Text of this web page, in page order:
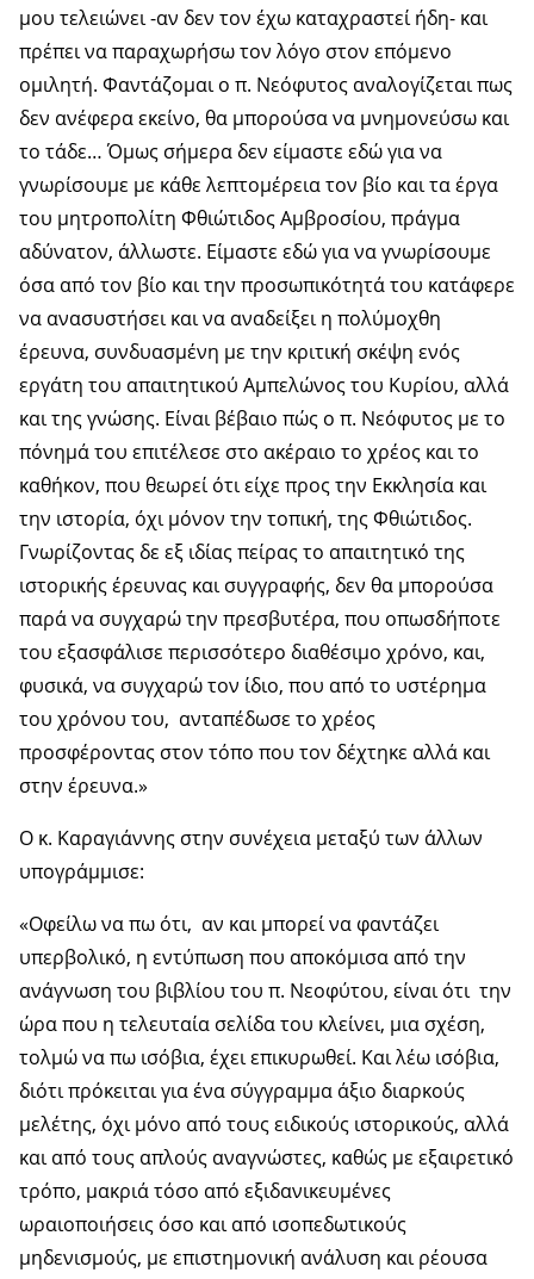
μου τελειώνει -αν δεν τον έχω καταχραστεί ήδη- και
πρέπει να παραχωρήσω τον λόγο στον επόμενο
ομιλητή. Φαντάζομαι ο π. Νεόφυτος αναλογίζεται πως
δεν ανέφερα εκείνο, θα μπορούσα να μνημονεύσω και
το τάδε… Όμως σήμερα δεν είμαστε εδώ για να
γνωρίσουμε με κάθε λεπτομέρεια τον βίο και τα έργα
του μητροπολίτη Φθιώτιδος Αμβροσίου, πράγμα
αδύνατον, άλλωστε. Είμαστε εδώ για να γνωρίσουμε
όσα από τον βίο και την προσωπικότητά του κατάφερε
να ανασυστήσει και να αναδείξει η πολύμοχθη
έρευνα, συνδυασμένη με την κριτική σκέψη ενός
εργάτη του απαιτητικού Αμπελώνος του Κυρίου, αλλά
και της γνώσης. Είναι βέβαιο πώς ο π. Νεόφυτος με το
πόνημά του επιτέλεσε στο ακέραιο το χρέος και το
καθήκον, που θεωρεί ότι είχε προς την Εκκλησία και
την ιστορία, όχι μόνον την τοπική, της Φθιώτιδος.
Γνωρίζοντας δε εξ ιδίας πείρας το απαιτητικό της
ιστορικής έρευνας και συγγραφής, δεν θα μπορούσα
παρά να συγχαρώ την πρεσβυτέρα, που οπωσδήποτε
του εξασφάλισε περισσότερο διαθέσιμο χρόνο, και,
φυσικά, να συγχαρώ τον ίδιο, που από το υστέρημα
του χρόνου του, ανταπέδωσε το χρέος
προσφέροντας στον τόπο που τον δέχτηκε αλλά και
στην έρευνα.»
Ο κ. Καραγιάννης στην συνέχεια μεταξύ των άλλων
υπογράμμισε:
«Οφείλω να πω ότι, αν και μπορεί να φαντάζει
υπερβολικό, η εντύπωση που αποκόμισα από την
ανάγνωση του βιβλίου του π. Νεοφύτου, είναι ότι την
ώρα που η τελευταία σελίδα του κλείνει, μια σχέση,
τολμώ να πω ισόβια, έχει επικυρωθεί. Και λέω ισόβια,
διότι πρόκειται για ένα σύγγραμμα άξιο διαρκούς
μελέτης, όχι μόνο από τους ειδικούς ιστορικούς, αλλά
και από τους απλούς αναγνώστες, καθώς με εξαιρετικό
τρόπο, μακριά τόσο από εξιδανικευμένες
ωραιοποιήσεις όσο και από ισοπεδωτικούς
μηδενισμούς, με επιστημονική ανάλυση και ρέουσα